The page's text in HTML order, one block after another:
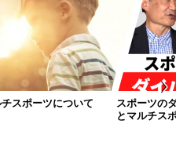
チスポーツについて
スポーツの
とマルチス